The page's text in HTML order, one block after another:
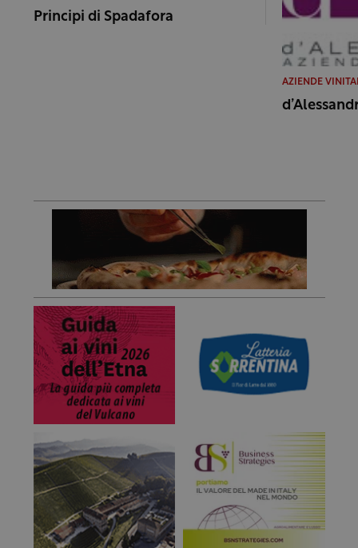
Principi di Spadafora
AZIENDE